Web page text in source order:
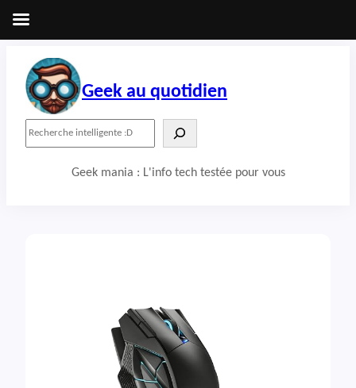
contenu
Geek au quotidien
Geek mania : L'info tech testée pour vous